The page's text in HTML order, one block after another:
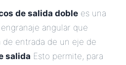
de salida doble es una
angular que
entrada de un eje de
salida Esto permite, para